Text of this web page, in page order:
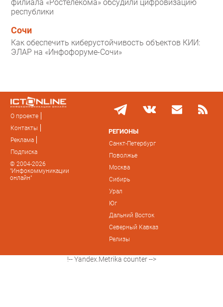
филиала «Ростелекома» обсудили цифровизацию
республики
Сочи
Как обеспечить киберустойчивость объектов КИИ:
ЭЛАР на «Инфофоруме-Сочи»
О проекте
Контакты
Реклама
Подписка
© 2004-2026
"Инфокоммуникации
онлайн"
РЕГИОНЫ
Санкт-Петербург
Поволжье
Москва
Сибирь
Урал
Юг
Дальний Восток
Северный Кавказ
Релизы
!-- Yandex.Metrika counter -->